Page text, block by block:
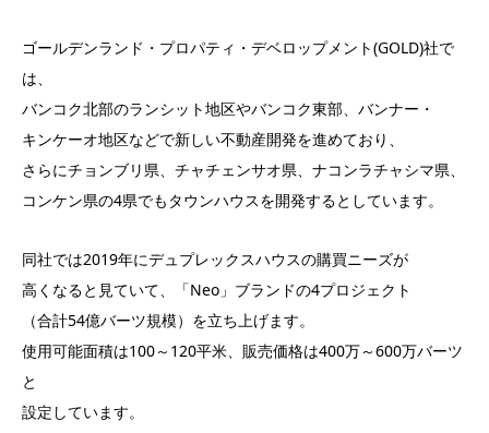
ゴールデンランド・プロパティ・デベロップメント(GOLD)社で
は、
バンコク北部のランシット地区やバンコク東部、バンナー・
キンケーオ地区などで新しい不動産開発を進めており、
さらにチョンブリ県、チャチェンサオ県、ナコンラチャシマ県、
コンケン県の4県でもタウンハウスを開発するとしています。
同社では2019年にデュプレックスハウスの購買ニーズが
高くなると見ていて、「Neo」ブランドの4プロジェクト
（合計54億バーツ規模）を立ち上げます。
使用可能面積は100～120平米、販売価格は400万～600万バーツ
と
設定しています。